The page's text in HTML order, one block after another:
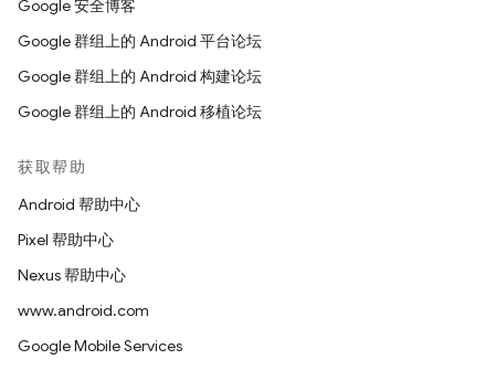
Google 安全博客
Google 群组上的 Android 平台论坛
Google 群组上的 Android 构建论坛
Google 群组上的 Android 移植论坛
获取帮助
Android 帮助中心
Pixel 帮助中心
Nexus 帮助中心
www.android.com
Google Mobile Services